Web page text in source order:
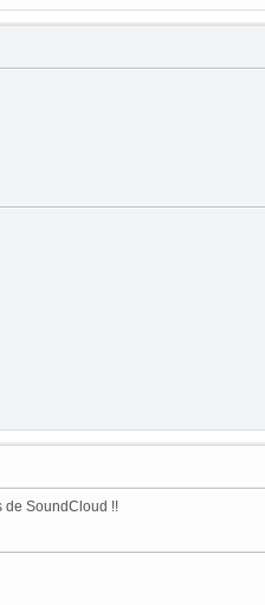
de SoundCloud !!